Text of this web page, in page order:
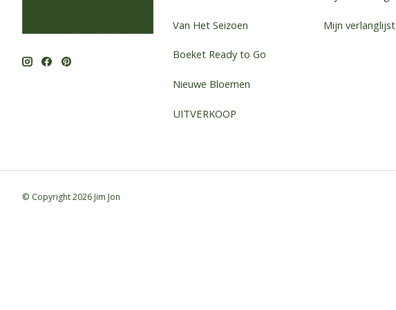
Van Het Seizoen
Boeket Ready to Go
Nieuwe Bloemen
UITVERKOOP
Mijn verlanglijst
© Copyright 2026 Jim Jon